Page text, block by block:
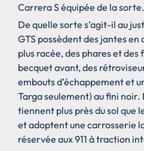
Carrera S équipée de la sorte.
De quelle sorte s’agit-il au
GTS possèdent des jantes en
plus racée, des phares et des
becquet avant, des
embouts d’échappement et
Targa seulement) au fini noir.
tiennent plus près du sol que
et adoptent une carrosserie
réservée aux 911 à traction